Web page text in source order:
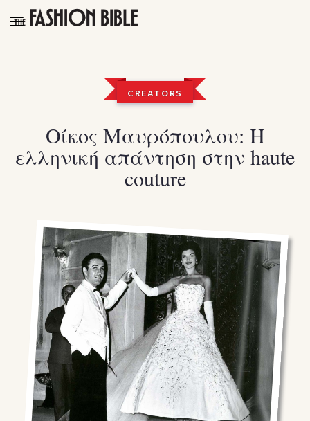
THE FASHION BIBLE
TALK OF THE TOWN
PLEASURES
Facebook
Instagram
Youtube
TikTok
X(Twitter)
CREATORS
Οίκος Μαυρόπουλου: Η
ελληνική απάντηση στην haute
couture